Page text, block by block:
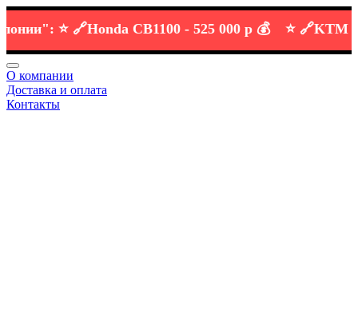
⭐️ 🔗 Honda CB1100 -525 000 р 💰 ⭐️ 🔗 KTM
О компании
Доставка и оплата
Контакты